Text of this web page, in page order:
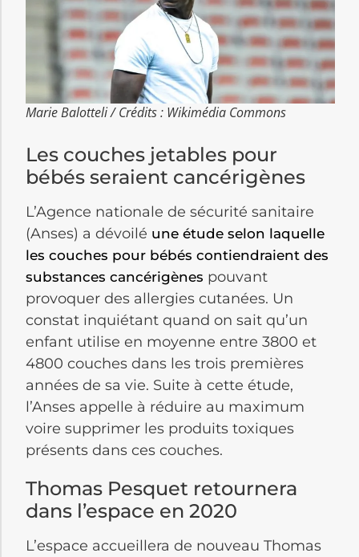
Marie Balotteli / Crédits : Wikimédia Commons
Les couches jetables pour
bébés seraient cancérigènes
L’Agence nationale de sécurité sanitaire
(Anses) a dévoilé une étude selon laquelle
les couches pour bébés contiendraient des
substances cancérigènes pouvant
provoquer des allergies cutanées. Un
constat inquiétant quand on sait qu’un
enfant utilise en moyenne entre 3800 et
4800 couches dans les trois premières
années de sa vie. Suite à cette étude,
l’Anses appelle à réduire au maximum
voire supprimer les produits toxiques
présents dans ces couches.
Thomas Pesquet retournera
dans l’espace en 2020
L’espace accueillera de nouveau Thomas